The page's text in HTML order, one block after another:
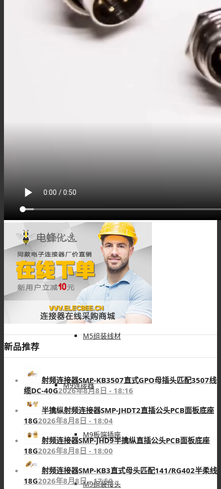
M12注塑接头
M5连接器
M5板端插座
M5注塑线材
M5组装线材
M9连接器
M9板端插座
M9组装接头
新品推荐
射频连接器SMP-KB3507直式GPO母插头匹配3507线
缆DC-40G2026年8月8日 - 18:16
半擒纵射频连接器SMP-JHDT2直插公头PCB面板底座
18G2026年8月8日 - 18:04
射频连接器SMP-JHD9半擒纵直插公头PCB面板底座
18G2026年8月8日 - 18:00
射频连接器SMP-KB3直式母头匹配141/RG402半柔线
18G2026年8月8日 - 17:50